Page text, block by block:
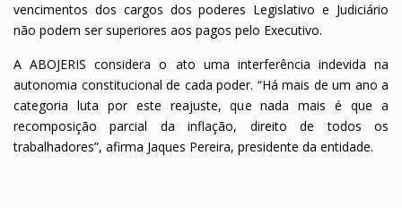
vencimentos dos cargos dos poderes Legislativo e Judiciário
não podem ser superiores aos pagos pelo Executivo.
A ABOJERIS considera o ato uma interferência indevida na
autonomia constitucional de cada poder. “Há mais de um ano a
categoria luta por este reajuste, que nada mais é que a
recomposição parcial da inflação, direito de todos os
trabalhadores”, afirma Jaques Pereira, presidente da entidade.